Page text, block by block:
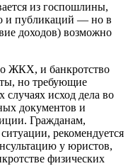
из госпошлины,
и публикаций — но в
доходов) возможно
ЖКХ, и банкротство
но требующие
исход дела во
документов и
Гражданам,
рекомендуется
у юристов,
физических